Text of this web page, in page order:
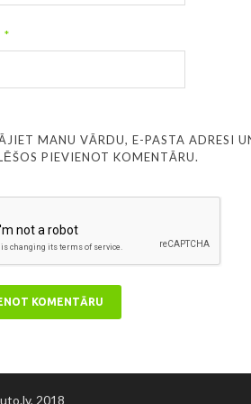
*
MANU VĀRDU, E-PASTA ADRESI
PIEVIENOT KOMENTĀRU.
2018